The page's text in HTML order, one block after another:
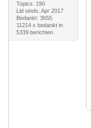
Topics: 190
Lid sinds: Apr 2017
Bedankt: 3655
11214 x bedankt in
5339 berichten